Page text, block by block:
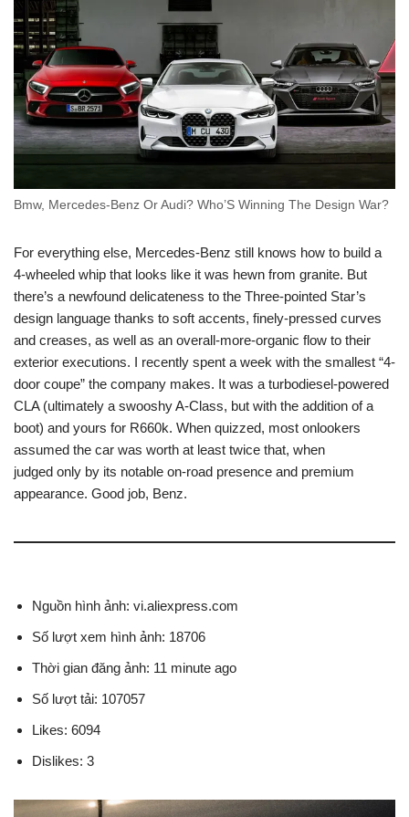
Bmw, Mercedes-Benz Or Audi? Who’S Winning The Design War?
For everything else, Mercedes-Benz still knows how to build a
4-wheeled whip that looks like it was hewn from granite. But
there’s a newfound delicateness to the Three-pointed Star’s
design language thanks to soft accents, finely-pressed curves
and creases, as well as an overall-more-organic flow to their
exterior executions. I recently spent a week with the smallest “4-
door coupe” the company makes. It was a turbodiesel-powered
CLA (ultimately a swooshy A-Class, but with the addition of a
boot) and yours for R660k. When quizzed, most onlookers
assumed the car was worth at least twice that, when
judged only by its notable on-road presence and premium
appearance. Good job, Benz.
Nguồn hình ảnh: vi.aliexpress.com
Số lượt xem hình ảnh: 18706
Thời gian đăng ảnh: 11 minute ago
Số lượt tải: 107057
Likes: 6094
Dislikes: 3